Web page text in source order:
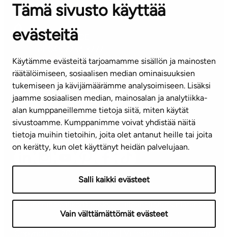
Tämä sivusto käyttää
evästeitä
Käytämme evästeitä tarjoamamme sisällön ja mainosten
räätälöimiseen, sosiaalisen median ominaisuuksien
tukemiseen ja kävijämäärämme analysoimiseen. Lisäksi
jaamme sosiaalisen median, mainosalan ja analytiikka-
alan kumppaneillemme tietoja siitä, miten käytät
sivustoamme. Kumppanimme voivat yhdistää näitä
tietoja muihin tietoihin, joita olet antanut heille tai joita
on kerätty, kun olet käyttänyt heidän palvelujaan.
Salli kaikki evästeet
Vain välttämättömät evästeet
Kontaktinformation
KUNDSERVICE
(vardagar kl. 8–16)
info@ta.fi
Nyhetsbrev (på finska)